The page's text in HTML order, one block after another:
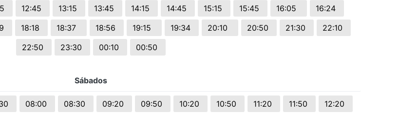
12:45 13:15 13:45 14:15 14:45 15:15 15:45 16:05
16:24
18:18 18:37 18:56 19:15 19:34 20:10 20:50 21:30
22:10
22:50
23:30 00:10 00:50
Sábados
08:00 08:30 09:20 09:50 10:20 10:50 11:20 11:50
12:20